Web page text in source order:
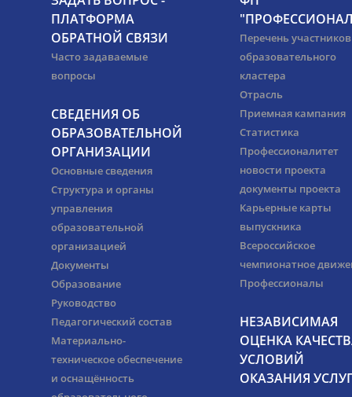
ПЛАТФОРМА
ОБРАТНОЙ СВЯЗИ
Часто задаваемые
вопросы
СВЕДЕНИЯ ОБ
ОБРАЗОВАТЕЛЬНОЙ
ОРГАНИЗАЦИИ
Основные сведения
Структура и органы
управления
образовательной
организацией
Документы
Образование
Руководство
Педагогический состав
Материально-
техническое обеспечение
и оснащённость
Перечень участников
образовательного
кластера
Отрасль
Приемная кампания
Статистика
Профессионалитет
новости проекта
документы проекта
Карьерные карты
выпускника
Всероссийское
чемпионатное
Профессионалы
НЕЗАВИСИМАЯ
ОЦЕНКА
УСЛОВИЙ
ОКАЗАНИЯ